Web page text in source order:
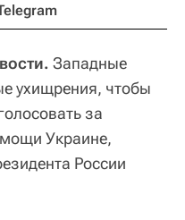
Западные
ухищрения, чтобы
за
Украине,
России